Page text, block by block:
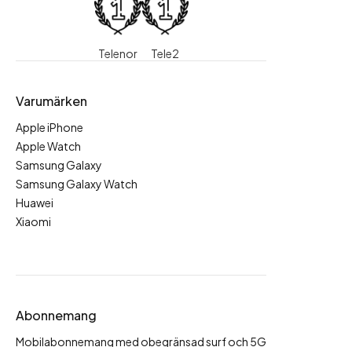
Telenor Tele2
Varumärken
Apple iPhone
Apple Watch
Samsung Galaxy
Samsung Galaxy Watch
Huawei
Xiaomi
Abonnemang
Mobilabonnemang med obegränsad surf och 5G